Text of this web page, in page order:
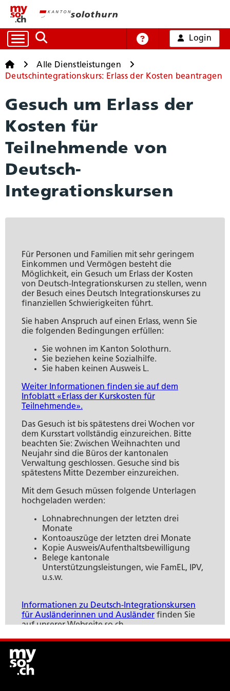
Auf die Suche zugreifen
Online-Hilfe
Login
Startseite
Alle Dienstleistungen
Arbeit und Handel
Bildung, Kultur und Sport
Gesundheit und Soziales
Umwelt und Bauen
Persönliches
Geld und Steuern
Staat, Recht und Sicherheit
StartseiteAlle Dienstleistungen
Deutschintegrationskurs: Erlass der Kosten beantragen
Gesuch um Erlass der
Kosten für
Teilnehmende von
Deutsch-
Integrationskursen